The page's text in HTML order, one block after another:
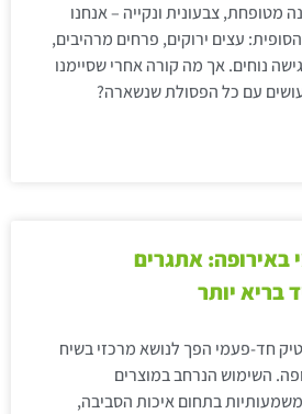
מטופחת, צבעונית ונקייה – אנחנו
עצים ירוקים, פרחים מרהיבים,
נוחים. אך מה קורה אחרי שסיימנו
עם כל הפסולת שנשארה?
באירופה: אתגרים
בריא יותר
חד-פעמי הפך לנושא מרכזי בשיח
השימוש הנרחב במוצרים
בתחום איכות הסביבה,